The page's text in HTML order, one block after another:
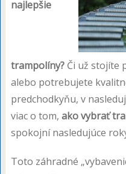
najlepšie
trampolíny?Či už stojíte
alebo potrebujete
predchodkyňu, v
viac o tom, ako vybrať
spokojní nasledujúce
Toto záhradné